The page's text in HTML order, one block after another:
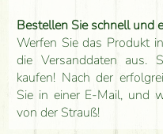
Bestellen Sie schnell und
Werfen Sie das Produkt
die Versanddaten aus.
kaufen! Nach der
Sie in einer E-Mail, und
von der Strauß!